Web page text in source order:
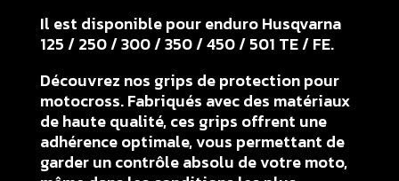
Il est disponible pour enduro Husqvarna
125 / 250 / 300 / 350 / 450 / 501 TE / FE.
Découvrez nos grips de protection pour
motocross. Fabriqués avec des matériaux
de haute qualité, ces grips offrent une
adhérence optimale, vous permettant de
garder un contrôle absolu de votre moto,